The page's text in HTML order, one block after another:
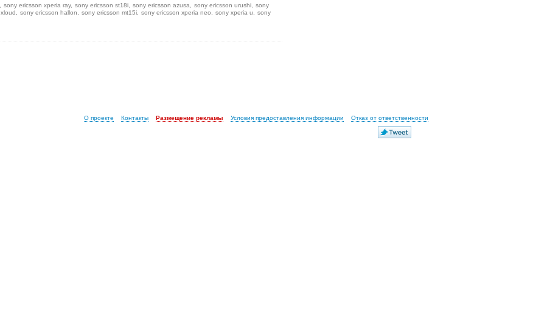
sony ericsson xperia ray sony ericsson st18i sony ericsson azusa sony ericsson urushi
sony
xloud sony ericsson hallon sony ericsson mt15i sony ericsson xperia neo sony xperia u
sony
О проекте Контакты Размещение рекламы Условия предоставления информации Отказ от ответственности